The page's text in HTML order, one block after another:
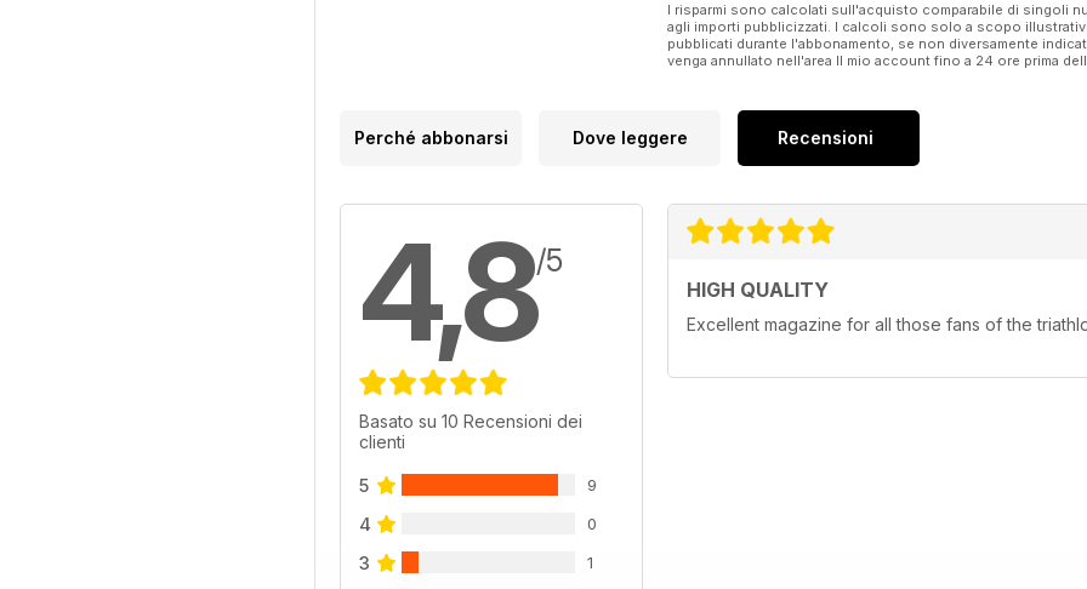
I risparmi sono calcolati sull'acquisto comparabile di singoli
agli importi pubblicizzati. I calcoli sono solo a scopo
pubblicati durante l'abbonamento, se non diversamente
venga annullato nell'area Il mio account fino a 24 ore prima
Perché abbonarsi Dove leggere Recensioni
4,8/5
Basato su 10 Recensioni dei
clienti
5 9
4 0
3 1
HIGH QUALITY
Excellent magazine for all those fans of the